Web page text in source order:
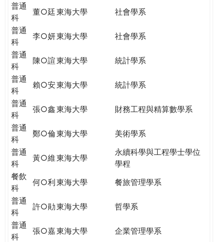
普通
科
董○廷東海大學
社會學系
普通
科
李○妍東海大學
社會學系
普通
科
陳○諠東海大學
統計學系
普通
科
賴○安東海大學
統計學系
普通
科
張○鑫東海大學
財務工程與精算數學系
普通
科
鄭○倫東海大學
美術學系
普通
科
黃○維東海大學
永續科學與工程學士學位
學程
餐飲
科
何○利東海大學
餐旅管理學系
普通
科
許○勛東海大學
哲學系
普通
科
張○嘉東海大學
企業管理學系